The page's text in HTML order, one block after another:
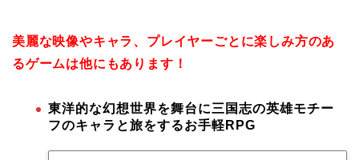
美麗な映像やキャラ、プレイヤーごとに楽しみ方のあ
るゲームは他にもあります！
東洋的な幻想世界を舞台に三国志の英雄モチー
フのキャラと旅をするお手軽RPG